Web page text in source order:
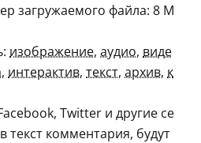
загружаемого файла: 8 М
изображение, аудио, виде
, интерактив, текст, архив, к
Twitter и другие се
текст комментария, будут